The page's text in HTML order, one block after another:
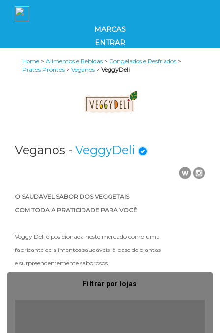
MARCAS
ENTRAR
Home > Alimentos e Bebidas > Congelados e Resfriados >
Pratos Prontos > Veganos > VeggyDeli
Veganos - VeggyDeli
O SAUDÁVEL SABOR DOS VEGGETAIS
COM TODA A PRATICIDADE PARA VOCÊ
Veggy Deli é posicionada neste mercado como uma
fabricante de alimentos saudáveis, à base de plantas
e surpreendentemente saborosos.